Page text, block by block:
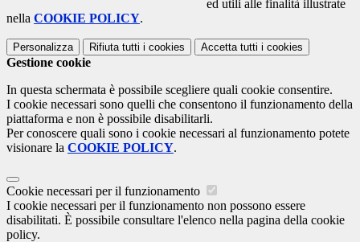
ed utili alle finalità illustrate
nella COOKIE POLICY.
Personalizza Rifiuta tutti i cookies Accetta tutti i cookies
Gestione cookie
In questa schermata è possibile scegliere quali cookie consentire.
I cookie necessari sono quelli che consentono il funzionamento della
piattaforma e non è possibile disabilitarli.
Per conoscere quali sono i cookie necessari al funzionamento potete
visionare la COOKIE POLICY.
Cookie necessari per il funzionamento
I cookie necessari per il funzionamento non possono essere
disabilitati. È possibile consultare l'elenco nella pagina della cookie
policy.